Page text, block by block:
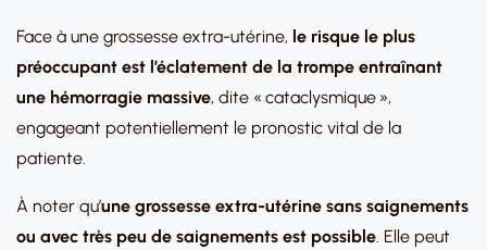
Face à une grossesse extra-utérine, le risque le plus
préoccupant est l’éclatement de la trompe entraînant
une hémorragie massive, dite « cataclysmique »,
engageant potentiellement le pronostic vital de la
patiente.
À noter qu’une grossesse extra-utérine sans saignements
ou avec très peu de saignements est possible. Elle peut